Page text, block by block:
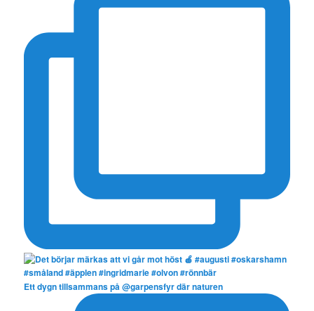
Ett dygn tillsammans på @garpensfyr där naturen